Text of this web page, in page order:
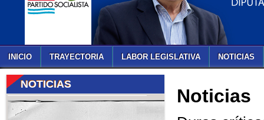
INICIO TRAYECTORIA LABOR LEGISLATIVA NOTICIAS
NOTICIAS
Noticias